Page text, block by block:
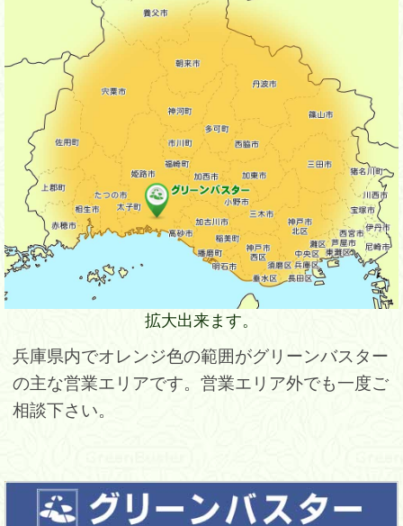
拡大出来ます。
兵庫県内でオレンジ色の範囲がグリーンバスター
の主な営業エリアです。営業エリア外でも一度ご
相談下さい。